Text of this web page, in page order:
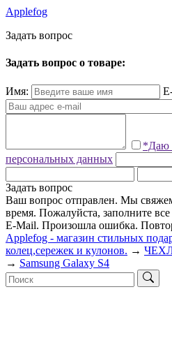
Applefog
Задать вопрос
Задать вопрос о товаре:
Имя:
*Даю
персональных данных
Задать вопрос
Ваш вопрос отправлен. Мы
время. Пожалуйста, заполните все
E-Mail. Произошла ошибка.
Applefog - магазин стильных
колец,сережек и кулонов. →
→ Samsung Galaxy S4